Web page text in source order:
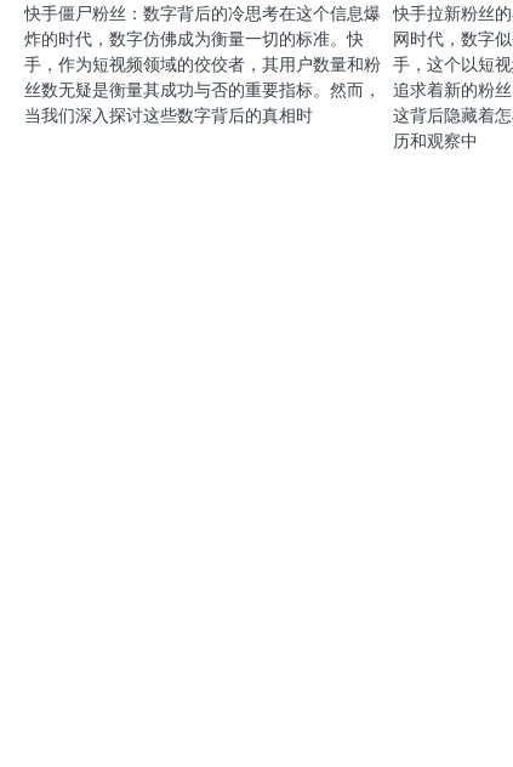
快手僵尸粉丝：数字背后的冷思考在这个信息爆
炸的时代，数字仿佛成为衡量一切的标准。快
手，作为短视频领域的佼佼者，其用户数量和粉
丝数无疑是衡量其成功与否的重要指标。然而，
当我们深入探讨这些数字背后的真相时
快手拉新粉丝
网时代，数字
手，这个以短
追求着新的粉
这背后隐藏着
历和观察中